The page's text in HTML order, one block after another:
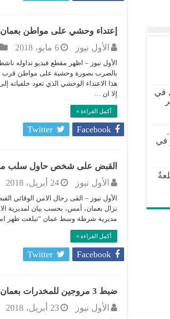
إعتداء وحشي على مواطن بعمان
الأول نيوز
6 مايو، 2018
الأول نيوز – اظهر مقطع فيديو تداوله
بالضرب بصورة وحشية على مواطن قرب
هذا الاعتداء الوحشي الذي تعود خلفياته
إلا ان …
أكمل القراءة »
Facebook
Twitter
القبض على شخص حاول سلب
الأول نيوز
24 أبريل، 2018
الأول نيوز – القى رجال الامن
نزال بعمان، أمس، بحسب بيان لمديرية
مديرية شرطة وسط عمان “تبلغت ظهر
أكمل القراءة »
Facebook
Twitter
ضبط 3 مروجين للمخدرات بعمان
الأول نيوز
23 أبريل، 2018
في
في